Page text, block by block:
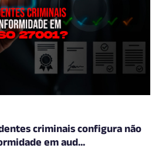
criminais configura não
em aud...